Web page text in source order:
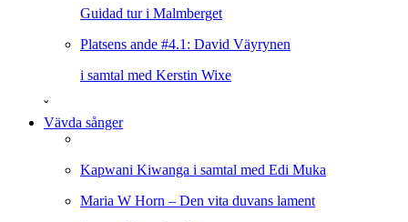
Guidad tur i Malmberget
Platsens ande #4.1: David Väyrynen
i samtal med Kerstin Wixe
ˇ
Vävda sånger
Kapwani Kiwanga i samtal med Edi Muka
Maria W Horn – Den vita duvans lament